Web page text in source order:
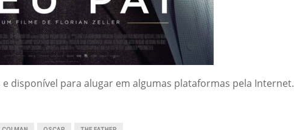
disponível para alugar em algumas plataformas pela Internet.